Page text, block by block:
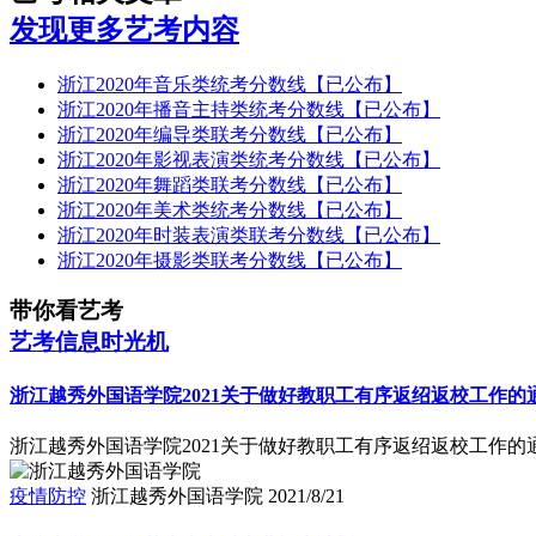
发现更多艺考内容
浙江2020年音乐类统考分数线【已公布】
浙江2020年播音主持类统考分数线【已公布】
浙江2020年编导类联考分数线【已公布】
浙江2020年影视表演类统考分数线【已公布】
浙江2020年舞蹈类联考分数线【已公布】
浙江2020年美术类统考分数线【已公布】
浙江2020年时装表演类联考分数线【已公布】
浙江2020年摄影类联考分数线【已公布】
带你看艺考
艺考信息时光机
浙江越秀外国语学院2021关于做好教职工有序返绍返校工作的
浙江越秀外国语学院2021关于做好教职工有序返绍返校工作的
疫情防控 浙江越秀外国语学院 2021/8/21